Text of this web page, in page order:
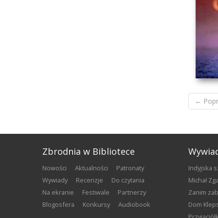
←
Zbrodnia w Bibliotece
nowości aktualności
patronaty
wywiady
recenzje
do czytania
na ekranie
festiwale
partnerzy
blogosfera
konkursy audiobook
Indyjska
Michał
Zanim
Dom